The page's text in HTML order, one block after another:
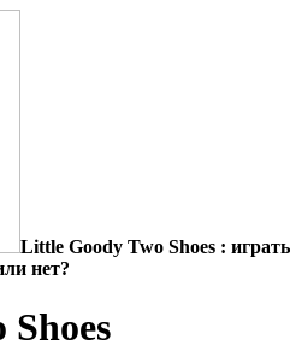
Little Goody Two Shoes :
нет?